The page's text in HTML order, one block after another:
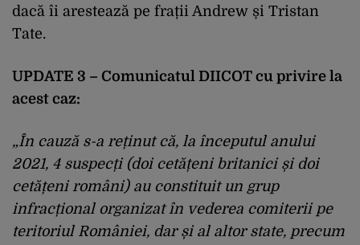
dacă îi arestează pe frații Andrew și Tristan
Tate.
UPDATE 3 – Comunicatul DIICOT cu privire la
acest caz:
„În cauză s-a reținut că, la începutul anului
2021, 4 suspecți (doi cetățeni britanici și doi
cetățeni români) au constituit un grup
infracțional organizat în vederea comiterii pe
teritoriul României, dar și al altor state, precum